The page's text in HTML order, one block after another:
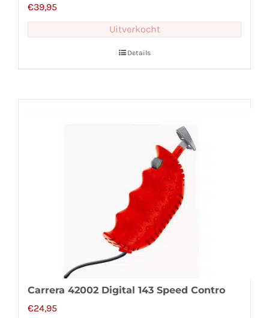
€39,95
Uitverkocht
Details
Carrera 42002 Digital 143 Speed Contro
€24,95